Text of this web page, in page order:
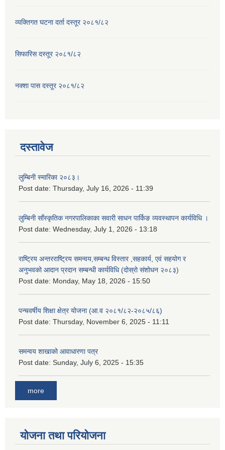
व्यक्तिगत घटना दर्ता दस्तूर २०८१/८२
सिफारिस दस्तूर २०८१/८२
नक्शा पास दस्तूर २०८१/८२
दस्तावेज
लुम्बिनी स्मारिका २०८३।
Post date: Thursday, July 16, 2026 - 11:39
लुम्बिनी साँस्कृतिक नगरपालिकाका सवारी साधन पार्किङ व्यवस्थापन कार्यविधि ।
Post date: Wednesday, July 1, 2026 - 13:18
राष्ट्रिय अन्तरराष्ट्रिय समन्वय,सम्बन्ध विस्तार ,सहकार्य, एवं सहयोग र
अनुभवको आदान प्रदान सम्बन्धी कार्यविधि (दोस्रो संशोधन २०८३)
Post date: Monday, May 18, 2026 - 15:50
पन्चवर्षीय शिक्षा क्षेत्र योजना (आ.व २०८१/८२-२०८५/८६)
Post date: Thursday, November 6, 2025 - 11:11
समन्वय शाखाको आवाधारणा पत्र
Post date: Sunday, July 6, 2025 - 15:35
more
योजना तथा परियोजना